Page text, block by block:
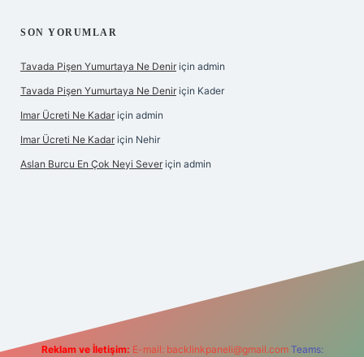
SON YORUMLAR
Tavada Pişen Yumurtaya Ne Denir için admin
Tavada Pişen Yumurtaya Ne Denir için Kader
Imar Ücreti Ne Kadar için admin
Imar Ücreti Ne Kadar için Nehir
Aslan Burcu En Çok Neyi Sever için admin
Reklam ve İletişim: E-mail: backlinkpaneli@gmail.com Teams: